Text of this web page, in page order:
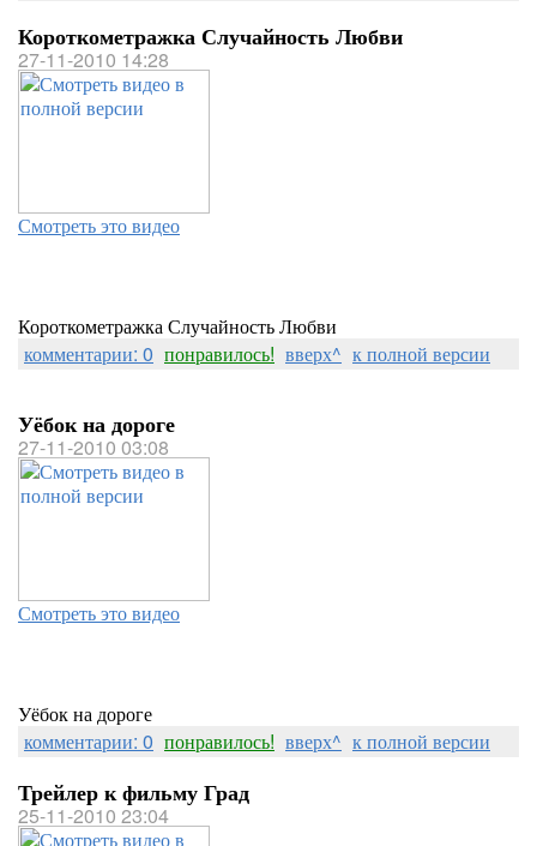
Короткометражка Случайность Любви
27-11-2010 14:28
Смотреть это видео
Короткометражка Случайность Любви
комментарии: 0 понравилось! вверх^ к полной версии
Уёбок на дороге
27-11-2010 03:08
Смотреть это видео
Уёбок на дороге
комментарии: 0 понравилось! вверх^ к полной версии
Трейлер к фильму Град
25-11-2010 23:04